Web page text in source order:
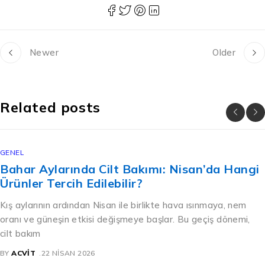
Newer Older
Related posts
GENEL
Bahar Aylarında Cilt Bakımı: Nisan’da Hangi
Ürünler Tercih Edilebilir?
Kış aylarının ardından Nisan ile birlikte hava ısınmaya, nem
oranı ve güneşin etkisi değişmeye başlar. Bu geçiş dönemi,
cilt bakım
BY ACVIT 22 NISAN 2026